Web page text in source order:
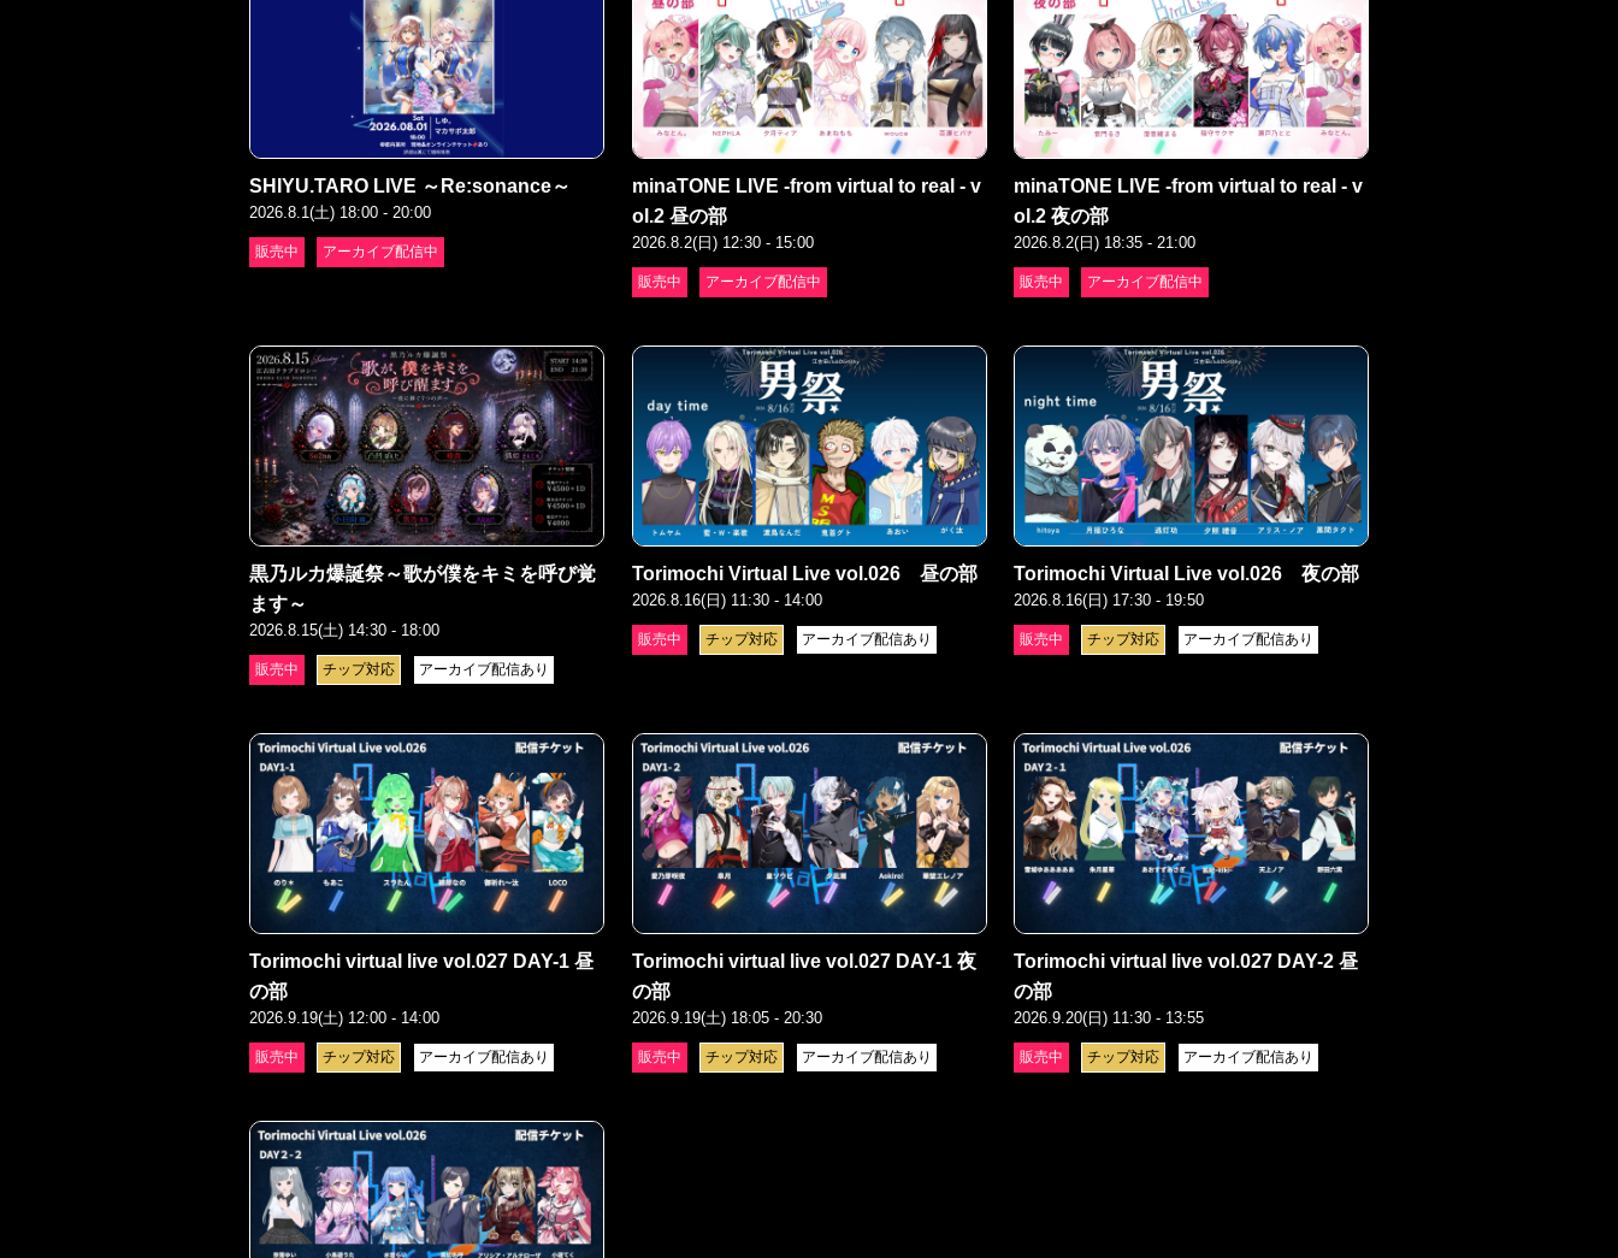
SHIYU.TARO LIVE ～Re:sonance～
2026.8.1(土) 18:00 - 20:00
販売中 アーカイブ配信中
minaTONE LIVE -from virtual to real - v
ol.2 昼の部
2026.8.2(日) 12:30 - 15:00
販売中 アーカイブ配信中
minaTONE LIVE -from virtual to real - v
ol.2 夜の部
2026.8.2(日) 18:35 - 21:00
販売中 アーカイブ配信中
黒乃ルカ爆誕祭～歌が僕をキミを呼び覚
ます～
2026.8.15(土) 14:30 - 18:00
販売中 チップ対応 アーカイブ配信あり
Torimochi Virtual Live vol.026 昼の部
2026.8.16(日) 11:30 - 14:00
販売中 チップ対応 アーカイブ配信あり
Torimochi Virtual Live vol.026 夜の部
2026.8.16(日) 17:30 - 19:50
販売中 チップ対応 アーカイブ配信あり
Torimochi virtual live vol.027 DAY-1 昼
の部
2026.9.19(土) 12:00 - 14:00
販売中 チップ対応 アーカイブ配信あり
Torimochi virtual live vol.027 DAY-1 夜
の部
2026.9.19(土) 18:05 - 20:30
販売中 チップ対応 アーカイブ配信あり
Torimochi virtual live vol.027 DAY-2 昼
の部
2026.9.20(日) 11:30 - 13:55
販売中 チップ対応 アーカイブ配信あり